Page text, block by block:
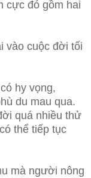
cực đó gồm hai
vào cuộc đời tối
hy vọng,
du mau qua.
quá nhiều thử
thể tiếp tục
mà người nông